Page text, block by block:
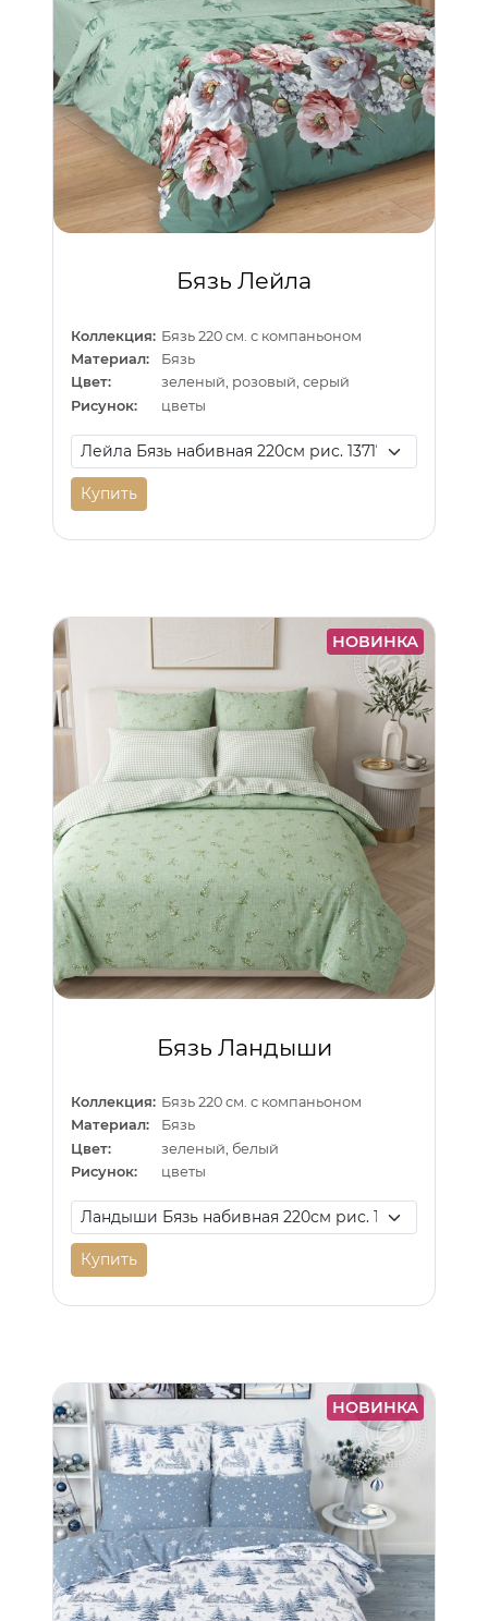
Бязь Лейла
Коллекция: Бязь 220 см. с компаньоном
Материал:
Бязь
Цвет:
зеленый, розовый, серый
Рисунок:
цветы
Купить
НОВИНКА
Бязь Ландыши
Коллекция: Бязь 220 см. с компаньоном
Материал:
Бязь
Цвет:
зеленый, белый
Рисунок:
цветы
Купить
НОВИНКА